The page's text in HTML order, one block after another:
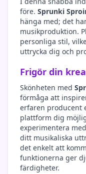
före. Sprunki
hänga med; det
musikproduktion.
personliga stil,
uttrycka dig och
Frigör din
Skönheten med
förmåga att
erfaren producent
plattform dig
experimentera
ditt musikaliska
det enkelt att
funktionerna ger
färdigheter.